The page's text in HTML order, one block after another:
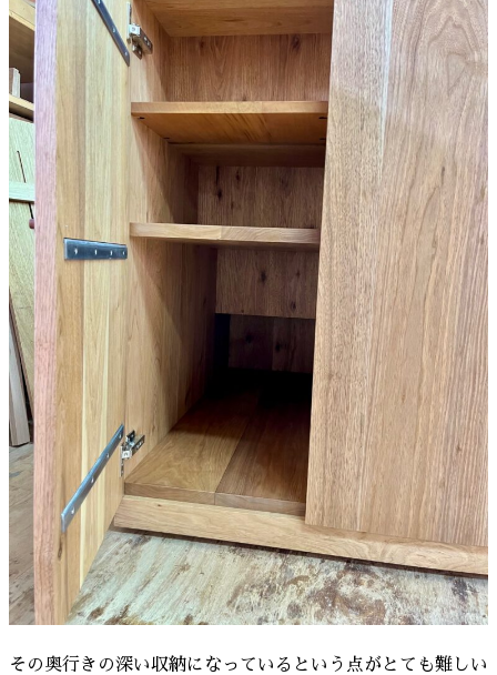
その奥行きの深い収納になっているという点がとても難しい